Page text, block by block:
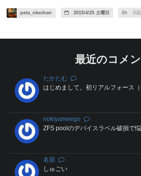
peta_okechan 2015/4/25 土曜日 日記
最近のコメン
たかたむ
はじめまして。初リアルフォース
nokiyameego
ZFS poolのデバイスラベル破損で
名前
しゅごい